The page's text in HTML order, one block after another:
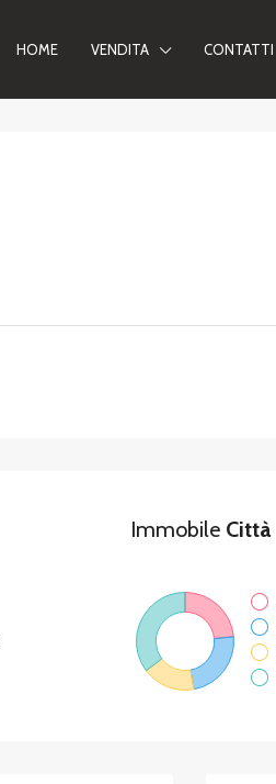
HOME VENDITA CONTATTI
Immobile Città